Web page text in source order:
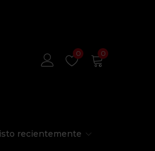
0 0
recientemente